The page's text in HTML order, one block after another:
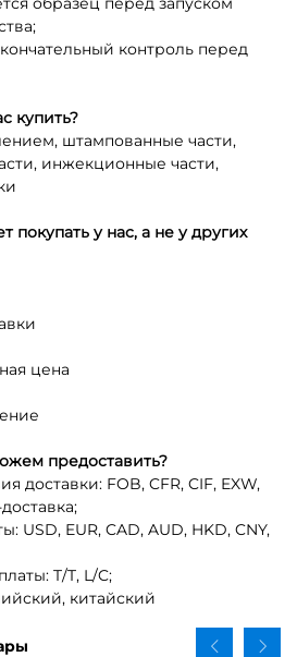
контроль перед
купить?
штампованные части,
инжекционные части,
покупать у нас, а не у других
цена
предоставить?
доставки: FOB, CFR, CIF, EXW,
EUR, CAD, AUD, HKD, CNY,
T/T, L/C;
китайский